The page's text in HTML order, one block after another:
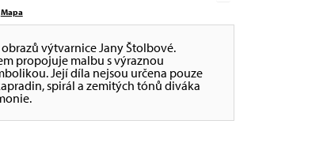
Mapa
obrazů výtvarnice Jany Štolbové.
propojuje malbu s výraznou
Její díla nejsou určena pouze
spirál a zemitých tónů diváka